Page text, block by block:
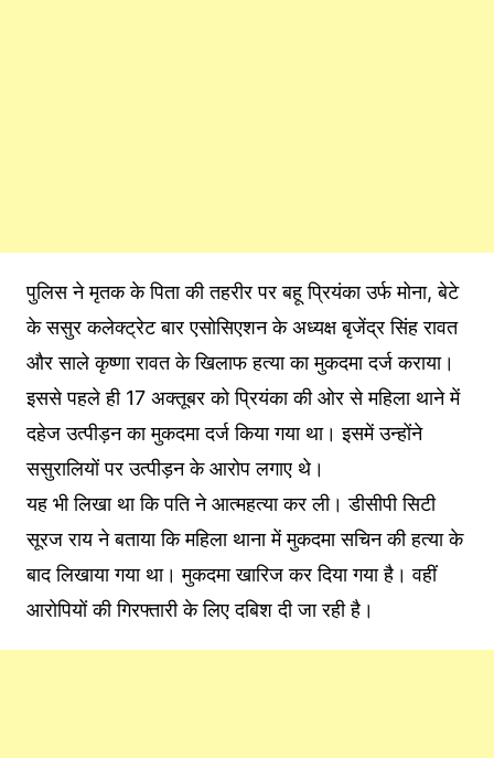
पुलिस ने मृतक के पिता की तहरीर पर बहू प्रियंका उर्फ मोना, बेटे
के ससुर कलेक्ट्रेट बार एसोसिएशन के अध्यक्ष बृजेंद्र सिंह रावत
और साले कृष्णा रावत के खिलाफ हत्या का मुकदमा दर्ज कराया।
इससे पहले ही 17 अक्तूबर को प्रियंका की ओर से महिला थाने में
दहेज उत्पीड़न का मुकदमा दर्ज किया गया था। इसमें उन्होंने
ससुरालियों पर उत्पीड़न के आरोप लगाए थे।
यह भी लिखा था कि पति ने आत्महत्या कर ली। डीसीपी सिटी
सूरज राय ने बताया कि महिला थाना में मुकदमा सचिन की हत्या के
बाद लिखाया गया था। मुकदमा खारिज कर दिया गया है। वहीं
आरोपियों की गिरफ्तारी के लिए दबिश दी जा रही है।